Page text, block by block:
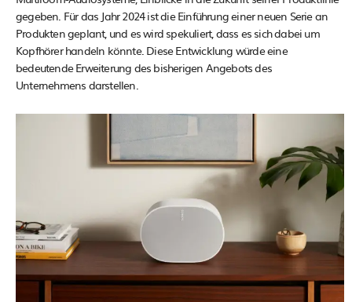
gegeben. Für das Jahr 2024 ist die Einführung einer neuen Serie an
Produkten geplant, und es wird spekuliert, dass es sich dabei um
Kopfhörer handeln könnte. Diese Entwicklung würde eine
bedeutende Erweiterung des bisherigen Angebots des
Unternehmens darstellen​​.